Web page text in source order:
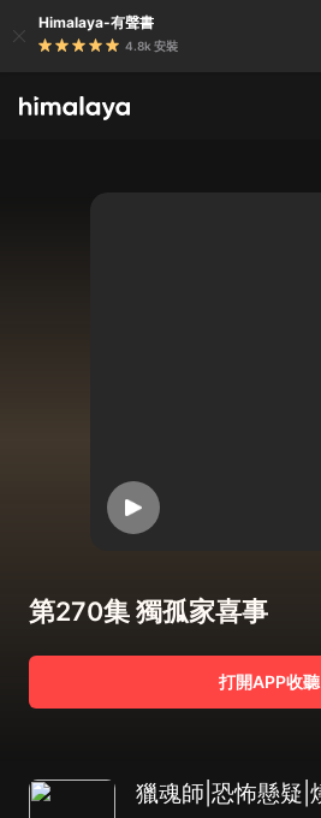
Himalaya-有聲書
4.8k 安裝
第270集 獨孤家喜事
打開APP收聽